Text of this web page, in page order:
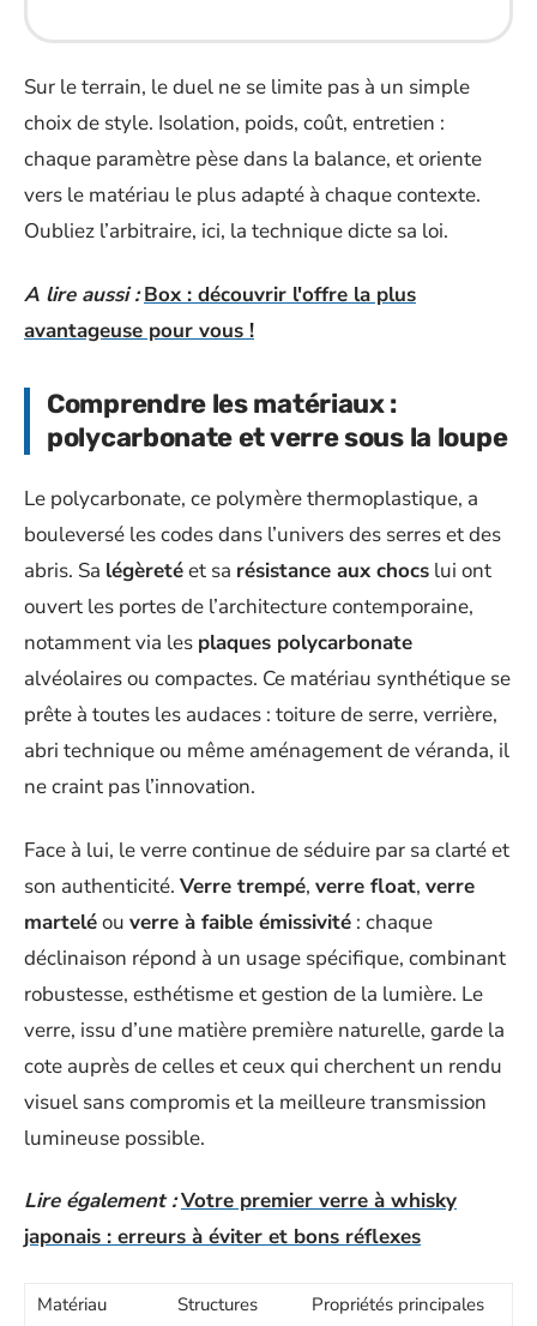
Sur le terrain, le duel ne se limite pas à un simple
choix de style. Isolation, poids, coût, entretien :
chaque paramètre pèse dans la balance, et oriente
vers le matériau le plus adapté à chaque contexte.
Oubliez l’arbitraire, ici, la technique dicte sa loi.
A lire aussi : Box : découvrir l'offre la plus
avantageuse pour vous !
Comprendre les matériaux :
polycarbonate et verre sous la loupe
Le polycarbonate, ce polymère thermoplastique, a
bouleversé les codes dans l’univers des serres et des
abris. Sa légèretéet sa résistance aux chocs lui ont
ouvert les portes de l’architecture contemporaine,
notamment via les plaques polycarbonate
alvéolaires ou compactes. Ce matériau synthétique se
prête à toutes les audaces : toiture de serre, verrière,
abri technique ou même aménagement de véranda, il
ne craint pas l’innovation.
Face à lui, le verre continue de séduire par sa clarté et
son authenticité. Verre trempé, verre float, verre
marteléou verre à faible émissivité : chaque
déclinaison répond à un usage spécifique, combinant
robustesse, esthétisme et gestion de la lumière. Le
verre, issu d’une matière première naturelle, garde la
cote auprès de celles et ceux qui cherchent un rendu
visuel sans compromis et la meilleure transmission
lumineuse possible.
Lire également :Votre premier verre à whisky
japonais : erreurs à éviter et bons réflexes
Matériau
Structures
Propriétés principales